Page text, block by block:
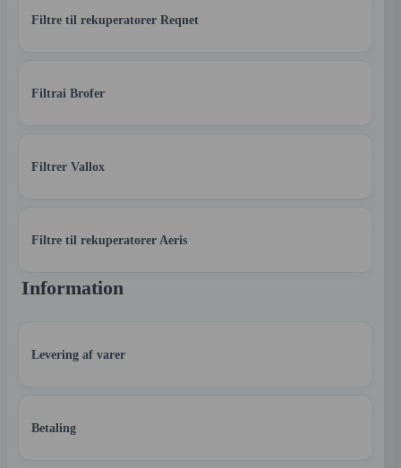
Filtre til rekuperatorer Reqnet
Filtrai Brofer
Filtrer Vallox
Filtre til rekuperatorer Aeris
Information
Levering af varer
Betaling